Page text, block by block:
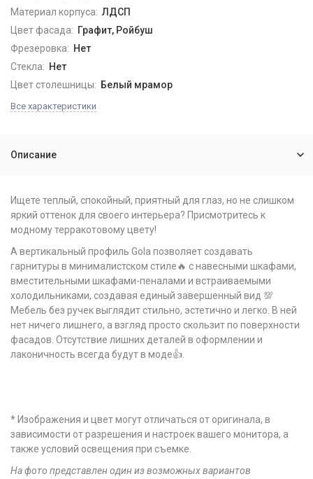
Материал корпуса: ЛДСП
Цвет фасада: Графит, Ройбуш
Фрезеровка: Нет
Стекла: Нет
Цвет столешницы:
Белый мрамор
Все характеристики
Описание
Ищете теплый, спокойный, приятный для глаз, но не слишком
яркий оттенок для своего интерьера? Присмотритесь к
модному терракотовому цвету!
А вертикальный профиль Gola позволяет создавать
гарнитуры в минималистском стиле🔥 с навесными шкафами,
вместительными шкафами-пеналами и встраиваемыми
холодильниками, создавая единый завершенный вид 💯
Мебель без ручек выглядит стильно, эстетично и легко. В ней
нет ничего лишнего, а взгляд просто скользит по поверхности
фасадов. Отсутствие лишних деталей в оформлении и
лаконичность всегда будут в моде👍.
* Изображения и цвет могут отличаться от оригинала, в
зависимости от разрешения и настроек вашего монитора, а
также условий освещения при съемке.
На фото представлен один из возможных вариантов